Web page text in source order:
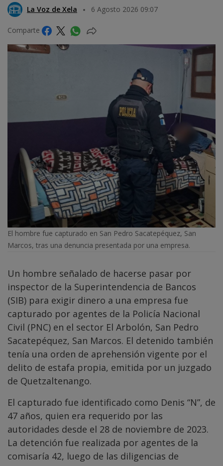
La Voz de Xela 6 Agosto 2026 09:07
Comparte
El hombre fue capturado en San Pedro Sacatepéquez, San
Marcos, tras una denuncia presentada por una empresa.
Un hombre señalado de hacerse pasar por
inspector de la Superintendencia de Bancos
(SIB) para exigir dinero a una empresa fue
capturado por agentes de la Policía Nacional
Civil (PNC) en el sector El Arbolón, San Pedro
Sacatepéquez, San Marcos. El detenido también
tenía una orden de aprehensión vigente por el
delito de estafa propia, emitida por un juzgado
de Quetzaltenango.
El capturado fue identificado como Denis “N”, de
47 años, quien era requerido por las
autoridades desde el 28 de noviembre de 2023.
La detención fue realizada por agentes de la
comisaría 42, luego de las diligencias de